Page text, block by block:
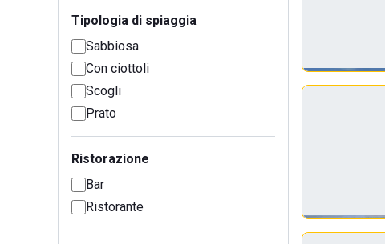
Tipologia di spiaggia
Sabbiosa
Con ciottoli
Scogli
Prato
Ristorazione
Bar
Ristorante